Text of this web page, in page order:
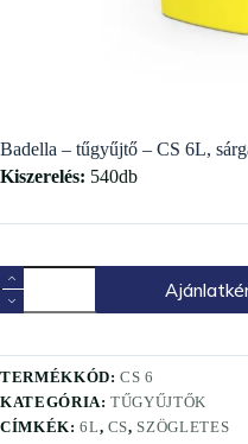
Badella – tűgyűjtő – CS 6L,
Kiszerelés: 540db
TERMÉKKÓD:CS 6
KATEGÓRIA:TŰGYŰJTŐK
CÍMKÉK:6L, CS, SZÖGLETES